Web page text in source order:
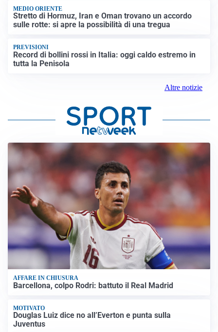
MEDIO ORIENTE
Stretto di Hormuz, Iran e Oman trovano un accordo
sulle rotte: si apre la possibilità di una tregua
PREVISIONI
Record di bollini rossi in Italia: oggi caldo estremo in
tutta la Penisola
Altre notizie
AFFARE IN CHIUSURA
Barcellona, colpo Rodri: battuto il Real Madrid
MOTIVATO
Douglas Luiz dice no all’Everton e punta sulla
Juventus